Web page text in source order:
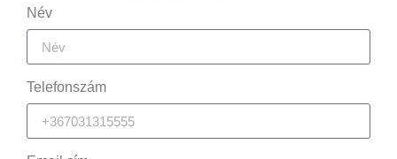
Név
Telefonszám